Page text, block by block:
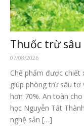
Thuốc trừ
07/08/2026
Chế phẩm được chiết
giúp phòng trừ sâu tơ
hơn 70%. An toàn
học Nguyễn Tất
nghệ sản […]